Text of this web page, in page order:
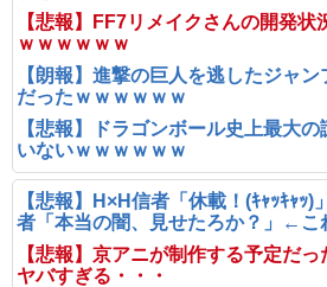
【悲報】FF7リメイクさんの開発状
ｗｗｗｗｗｗ
【朗報】進撃の巨人を逃したジャ
だったｗｗｗｗｗｗ
【悲報】ドラゴンボール史上最大
いないｗｗｗｗｗｗ
【悲報】H×H信者「休載！(ｷｬｯｷｬｯ
者「本当の闇、見せたろか？」←こ
【悲報】京アニが制作する予定だ
ヤバすぎる・・・